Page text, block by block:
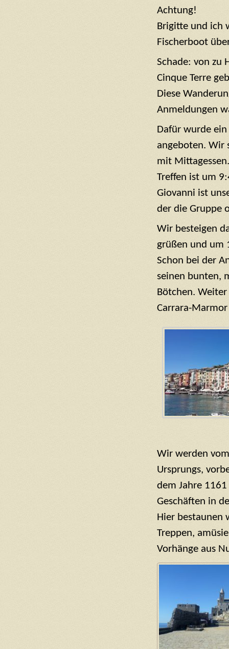
Achtung!
Brigitte und ich
Fischerboot
Schade: von zu
Cinque Terre
Diese
Anmeldungen
Dafür wurde ein
angeboten. Wir
mit Mittagessen.
Treffen ist um
Giovanni ist
der die Gruppe
Wir besteigen
grüßen und um
Schon bei der
seinen bunten,
Bötchen.
Carrara-
Wir werden
Ursprungs,
dem Jahre
Geschäften in
Hier bestaunen
Treppen,
Vorhänge aus